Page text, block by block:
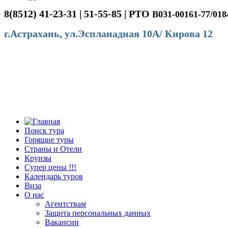
8(8512) 41-23-31 | 51-55-85 | РТО В031-00161-77/
г.Астрахань, ул.Эспланадная 10А/ Кирова 12
Поиск тура
Горящие туры
Страны и Отели
Круизы
Супер цены !!!
Календарь туров
Виза
О нас
Агентствам
Защита персональных данных
Вакансии